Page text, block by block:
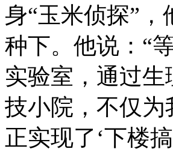
身“玉米侦探”
种下。他说：“
实验室，通过
技小院，不仅
正实现了‘下楼